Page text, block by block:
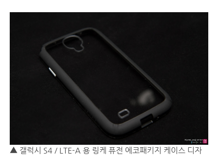
▲ 갤럭시 S4 / LTE-A 용 링케 퓨전 에코패키지 케이스 디자